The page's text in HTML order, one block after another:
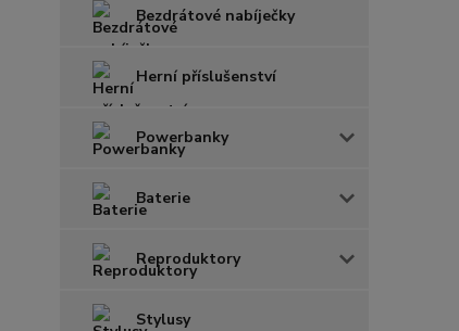
Bezdrátové nabíječky
Herní příslušenství
Powerbanky
Baterie
Reproduktory
Stylusy